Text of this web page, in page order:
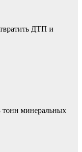
ДТП и
тонн минеральных